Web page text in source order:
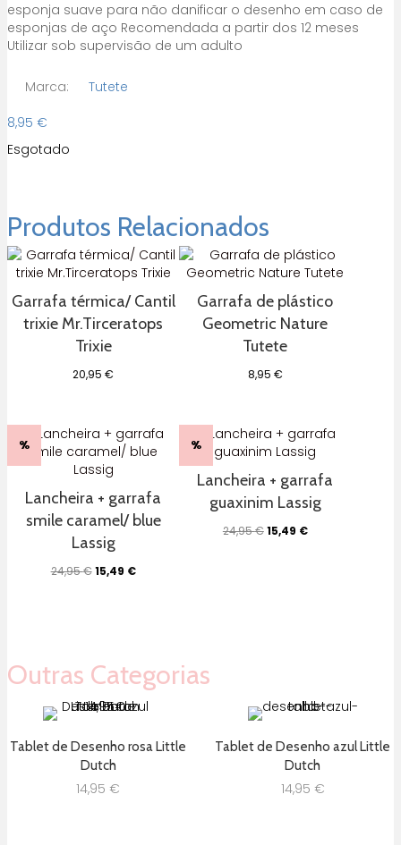
esponja suave para não danificar o desenho em caso de
esponjas de aço Recomendada a partir dos 12 meses
Utilizar sob supervisão de um adulto
Marca:
Tutete
8,95 €
Esgotado
Produtos Relacionados
Garrafa térmica/ Cantil
trixie Mr.Tirceratops
Trixie
20,95€
Garrafa de plástico
Geometric Nature
Tutete
8,95 €
%
Lancheira + garrafa
smile caramel/ blue
Lassig
24,95€O
15,49 €O
%
Lancheira + garrafa
guaxinim Lassig
24,95€O
15,49 €O
Outras Categorias
Tablet de Desenho rosa Little
Dutch
14,95 €
Tablet de Desenho azul Little
Dutch
14,95 €